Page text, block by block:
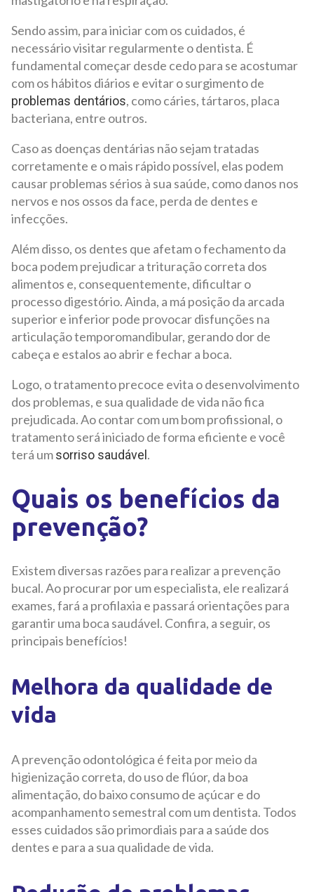
Sendo assim, para iniciar com os cuidados, é
necessário visitar regularmente o dentista. É
fundamental começar desde cedo para se acostumar
com os hábitos diários e evitar o surgimento de
problemas dentários, como cáries, tártaros, placa
bacteriana, entre outros.
Caso as doenças dentárias não sejam tratadas
corretamente e o mais rápido possível, elas podem
causar problemas sérios à sua saúde, como danos nos
nervos e nos ossos da face, perda de dentes e
infecções.
Além disso, os dentes que afetam o fechamento da
boca podem prejudicar a trituração correta dos
alimentos e, consequentemente, dificultar o
processo digestório. Ainda, a má posição da arcada
superior e inferior pode provocar disfunções na
articulação temporomandibular, gerando dor de
cabeça e estalos ao abrir e fechar a boca.
Logo, o tratamento precoce evita o desenvolvimento
dos problemas, e sua qualidade de vida não fica
prejudicada. Ao contar com um bom profissional, o
tratamento será iniciado de forma eficiente e você
terá umsorriso saudável.
Quais os benefícios da
prevenção?
Existem diversas razões para realizar a prevenção
bucal. Ao procurar por um especialista, ele realizará
exames, fará a profilaxia e passará orientações para
garantir uma boca saudável. Confira, a seguir, os
principais benefícios!
Melhora da qualidade de
vida
A prevenção odontológica é feita por meio da
higienização correta, do uso de flúor, da boa
alimentação, do baixo consumo de açúcar e do
acompanhamento semestral com um dentista. Todos
esses cuidados são primordiais para a saúde dos
dentes e para a sua qualidade de vida.